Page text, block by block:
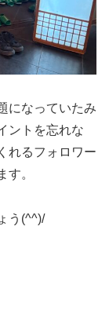
になっていたみ
ントを忘れな
れるフォロワー
す。
う(^^)/